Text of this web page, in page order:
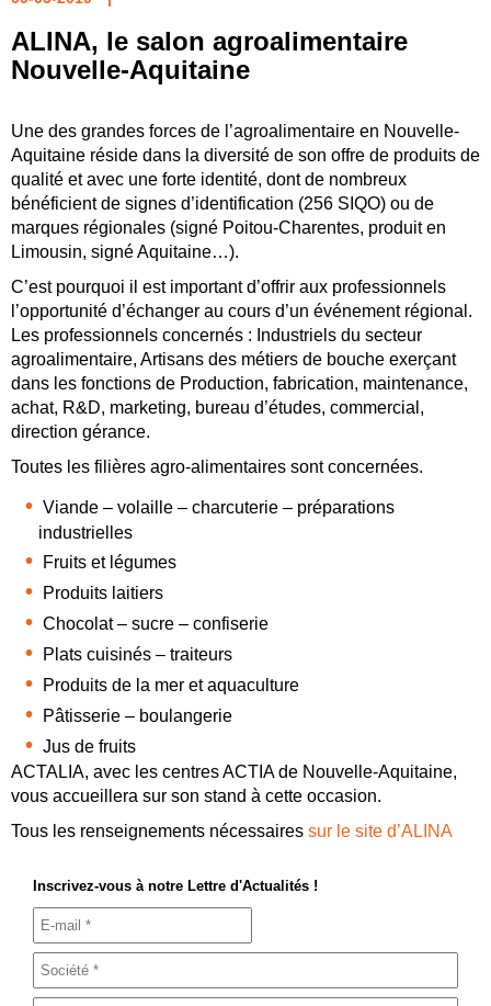
ALINA, le salon agroalimentaire
Nouvelle-Aquitaine
Une des grandes forces de l’agroalimentaire en Nouvelle-
Aquitaine réside dans la diversité de son offre de produits de
qualité et avec une forte identité, dont de nombreux
bénéficient de signes d’identification (256 SIQO) ou de
marques régionales (signé Poitou-Charentes, produit en
Limousin, signé Aquitaine…).
C’est pourquoi il est important d’offrir aux professionnels
l’opportunité d’échanger au cours d’un événement régional.
Les professionnels concernés : Industriels du secteur
agroalimentaire, Artisans des métiers de bouche exerçant
dans les fonctions de Production, fabrication, maintenance,
achat, R&D, marketing, bureau d’études, commercial,
direction gérance.
Toutes les filières agro-alimentaires sont concernées.
Viande – volaille – charcuterie – préparations
industrielles
Fruits et légumes
Produits laitiers
Chocolat – sucre – confiserie
Plats cuisinés – traiteurs
Produits de la mer et aquaculture
Pâtisserie – boulangerie
Jus de fruits
ACTALIA, avec les centres ACTIA de Nouvelle-Aquitaine,
vous accueillera sur son stand à cette occasion.
Tous les renseignements nécessaires sur le site d’ALINA
Inscrivez-vous à notre Lettre d'Actualités !